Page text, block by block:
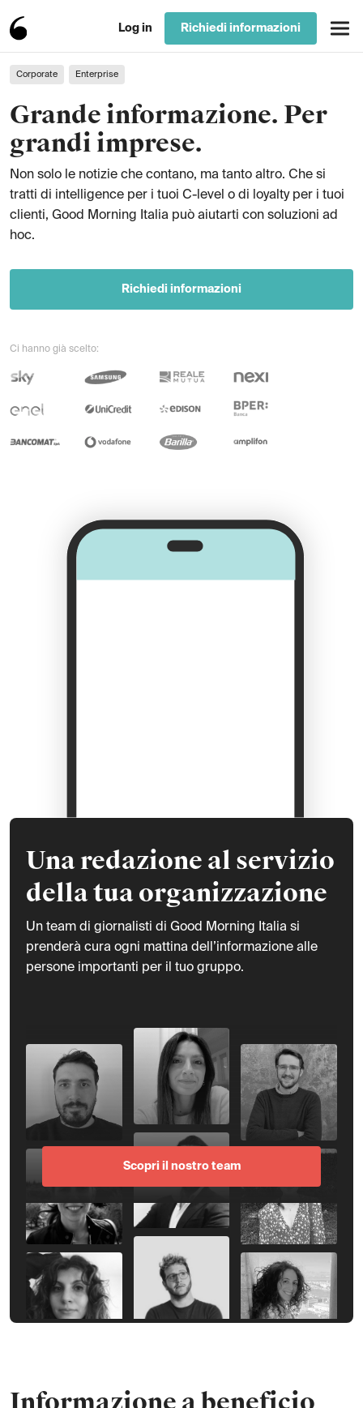
Log in Richiedi informazioni
Corporate Enterprise
Grande informazione. Per
grandi imprese.
Non solo le notizie che contano, ma tanto altro. Che si
tratti di intelligence per i tuoi C-level o di loyalty per i tuoi
clienti, Good Morning Italia può aiutarti con soluzioni ad
hoc.
Richiedi informazioni
Ci hanno già scelto:
Una redazione al servizio
della tua organizzazione
Un team di giornalisti di Good Morning Italia si
prenderà cura ogni mattina dell’informazione alle
persone importanti per il tuo gruppo.
Scopri il nostro team
Informazione a beneficio